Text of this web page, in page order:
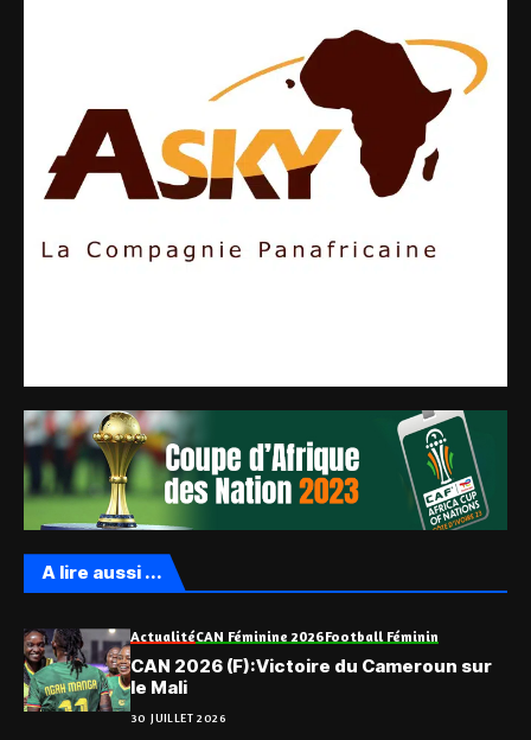
A lire aussi ...
ActualitéCAN Féminine 2026Football Féminin
CAN 2026 (F):Victoire du Cameroun sur
le Mali
30 JUILLET 2026